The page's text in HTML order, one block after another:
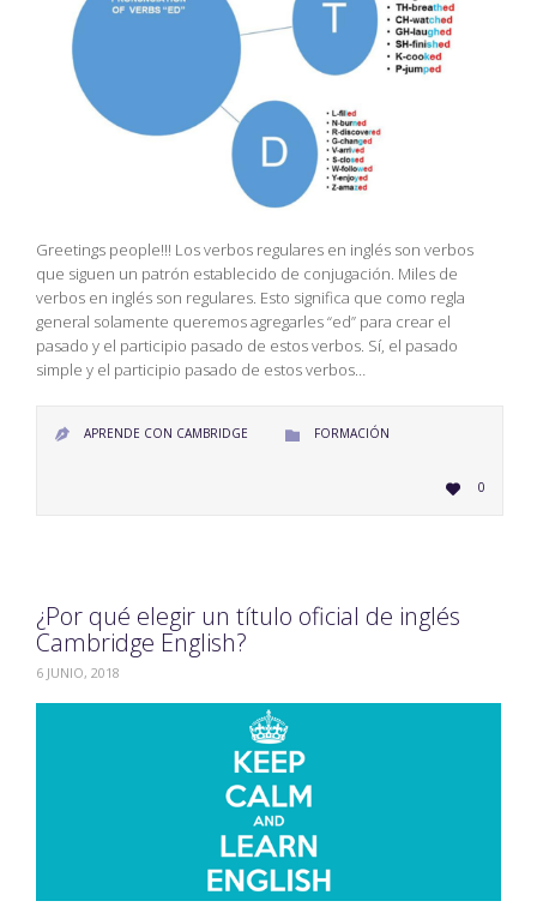
Greetings people!!! Los verbos regulares en inglés son verbos
que siguen un patrón establecido de conjugación. Miles de
verbos en inglés son regulares. Esto significa que como regla
general solamente queremos agregarles “ed” para crear el
pasado y el participio pasado de estos verbos. Sí, el pasado
simple y el participio pasado de estos verbos…
 APRENDE CON CAMBRIDGE  CATEGORY
FORMACIÓN
 LOVE
IT0
¿Por qué elegir un título oficial de inglés
Cambridge English?
6 JUNIO, 2018